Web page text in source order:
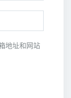
地址和网站